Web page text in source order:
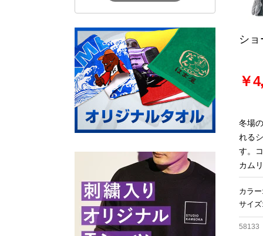
シ
￥
冬場
れる
す。
カム
カラ
サイ
58133